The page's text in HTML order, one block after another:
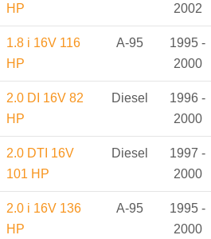
HP
2002
1.8 i 16V 116
HP
A-95
1995 -
2000
2.0 DI 16V 82
HP
Diesel
1996 -
2000
2.0 DTI 16V
101 HP
Diesel
1997 -
2000
2.0 i 16V 136
HP
A-95
1995 -
2000